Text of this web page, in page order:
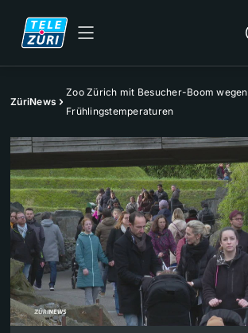
ZüriNews
Zoo Zürich mit Besucher-Boom wegen
Frühlingstemperaturen